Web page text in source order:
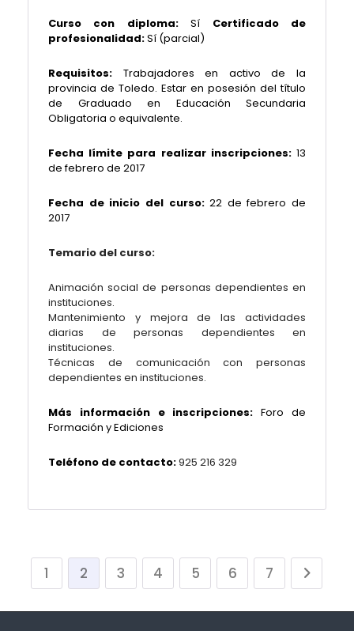
Curso con diploma:Sí Certificado de
profesionalidad:Sí (parcial)
Requisitos: Trabajadores en activo de la
provincia de Toledo. Estar en posesión del título
de Graduado en Educación Secundaria
Obligatoria o equivalente.
Fecha límite para realizar inscripciones:13
de febrero de 2017
Fecha de inicio del curso:22 de febrero de
2017
Temario del curso:
Animación social de personas dependientes en
instituciones.
Mantenimiento y mejora de las actividades
diarias de personas dependientes en
instituciones.
Técnicas de comunicación con personas
dependientes en instituciones.
Más información e inscripciones: Foro de
Formación y Ediciones
Teléfono de contacto:925 216 329
1 2 3 4 5 6 7